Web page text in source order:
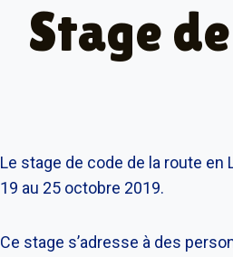
Stage
Le stage de code de la route en
19 au 25 octobre 2019.
Ce stage s’adresse à des